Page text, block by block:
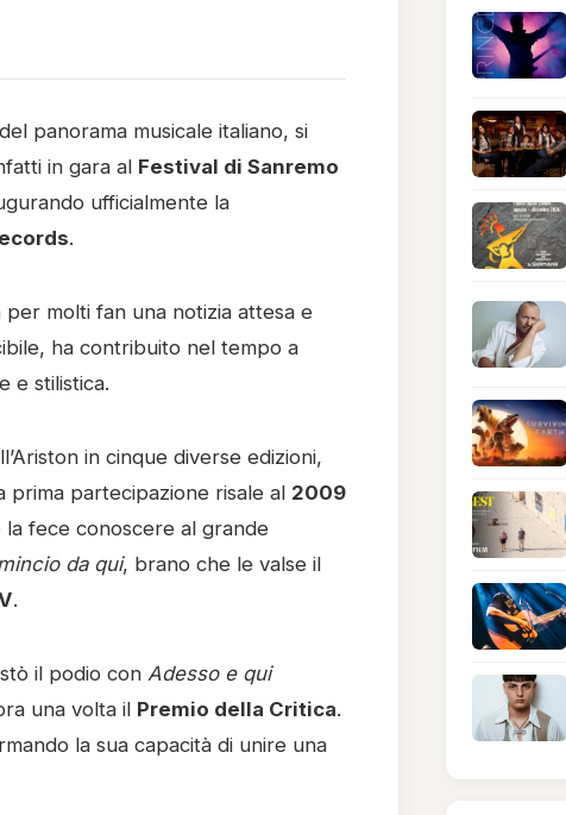
panorama musicale italiano, si
in gara al Festival di Sanremo
ufficialmente la
.
molti fan una notizia attesa e
ha contribuito nel tempo a
e stilistica.
in cinque diverse edizioni,
prima partecipazione risale al 2009
la fece conoscere al grande
da qui, brano che le valse il
.
il podio con Adesso e qui
una volta il Premio della Critica.
la sua capacità di unire una